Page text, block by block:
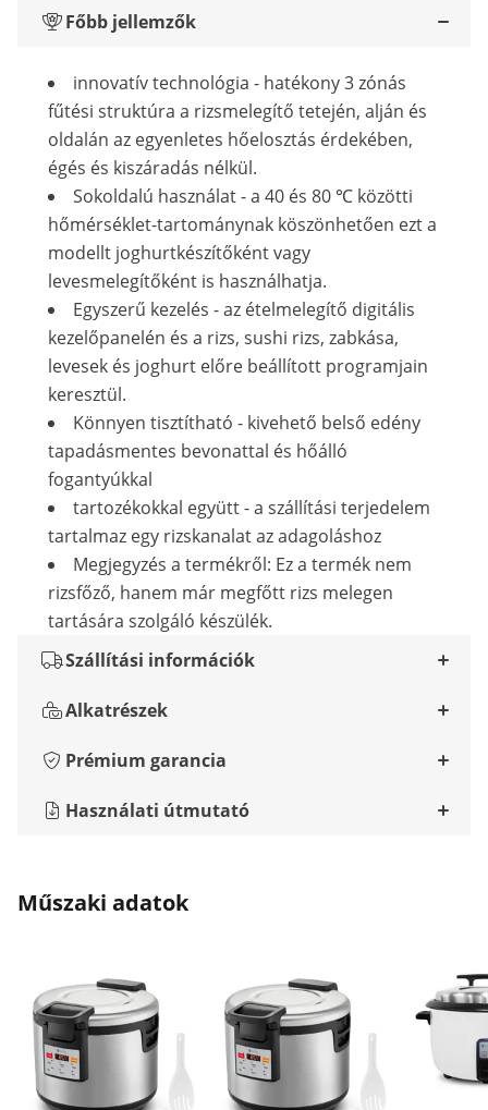
Főbb jellemzők
innovatív technológia - hatékony 3 zónás
fűtési struktúra a rizsmelegítő tetején, alján és
oldalán az egyenletes hőelosztás érdekében,
égés és kiszáradás nélkül.
Sokoldalú használat - a 40 és 80 ℃ közötti
hőmérséklet-tartománynak köszönhetően ezt a
modellt joghurtkészítőként vagy
levesmelegítőként is használhatja.
Egyszerű kezelés - az ételmelegítő digitális
kezelőpanelén és a rizs, sushi rizs, zabkása,
levesek és joghurt előre beállított programjain
keresztül.
Könnyen tisztítható - kivehető belső edény
tapadásmentes bevonattal és hőálló
fogantyúkkal
tartozékokkal együtt - a szállítási terjedelem
tartalmaz egy rizskanalat az adagoláshoz
Megjegyzés a termékről: Ez a termék nem
rizsfőző, hanem már megfőtt rizs melegen
tartására szolgáló készülék.
Szállítási információk
Alkatrészek
Prémium garancia
Használati útmutató
Műszaki adatok